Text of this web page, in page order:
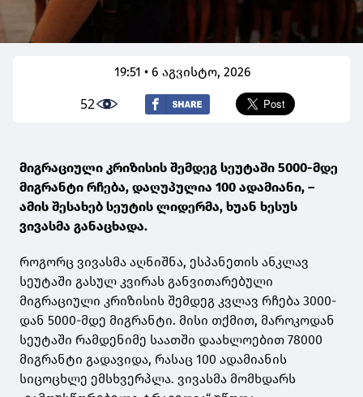
19:51 • 6 აგვისტო, 2026
52
მიგრაციული კრიზისის შემდეგ სეუტაში 5000-მდე
მიგრანტი რჩება, დაღუპულია 100 ადამიანი, –
ამის შესახებ სეუტის ლიდერმა, ხუან ხესუს
ვივასმა განაცხადა.
როგორც ვივასმა აღნიშნა, ესპანეთის ანკლავ
სეუტაში გასულ კვირას განვითარებული
მიგრაციული კრიზისის შემდეგ კვლავ რჩება 3000-
დან 5000-მდე მიგრანტი. მისი თქმით, მაროკოდან
სეუტაში რამდენიმე საათში დაახლოებით 78000
მიგრანტი გადავიდა, რასაც 100 ადამიანის
სიცოცხლე ემსხვერპლა. ვივასმა მომხდარს